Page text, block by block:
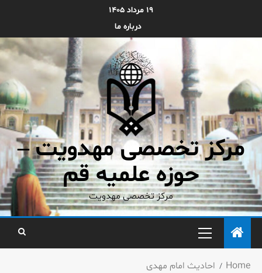
۱۹ مرداد ۱۴۰۵
درباره ما
مرکز تخصصی مهدویت –
حوزه علمیه قم
مرکز تخصصی مهدویت
Home احادیث امام مهدی